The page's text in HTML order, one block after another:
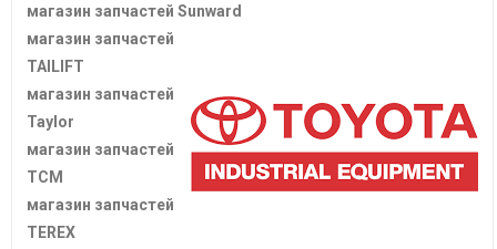
магазин запчастей Sunward
магазин запчастей
TAILIFT
магазин запчастей
Taylor
магазин запчастей
TCM
магазин запчастей
TEREX